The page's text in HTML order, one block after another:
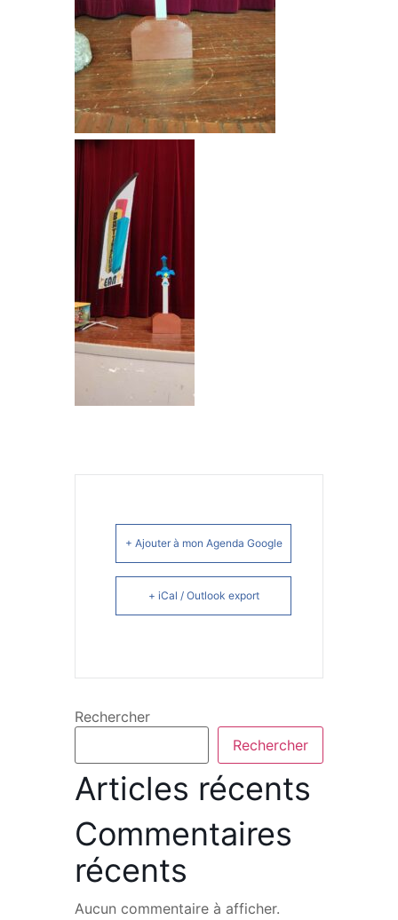
+ Ajouter à mon Agenda Google
+ iCal / Outlook export
Rechercher
Rechercher
Articles récents
Commentaires
récents
Aucun commentaire à afficher.